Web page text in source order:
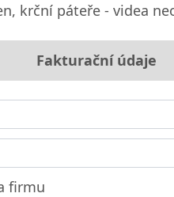
krční páteře - videa
Fakturační údaje
firmu